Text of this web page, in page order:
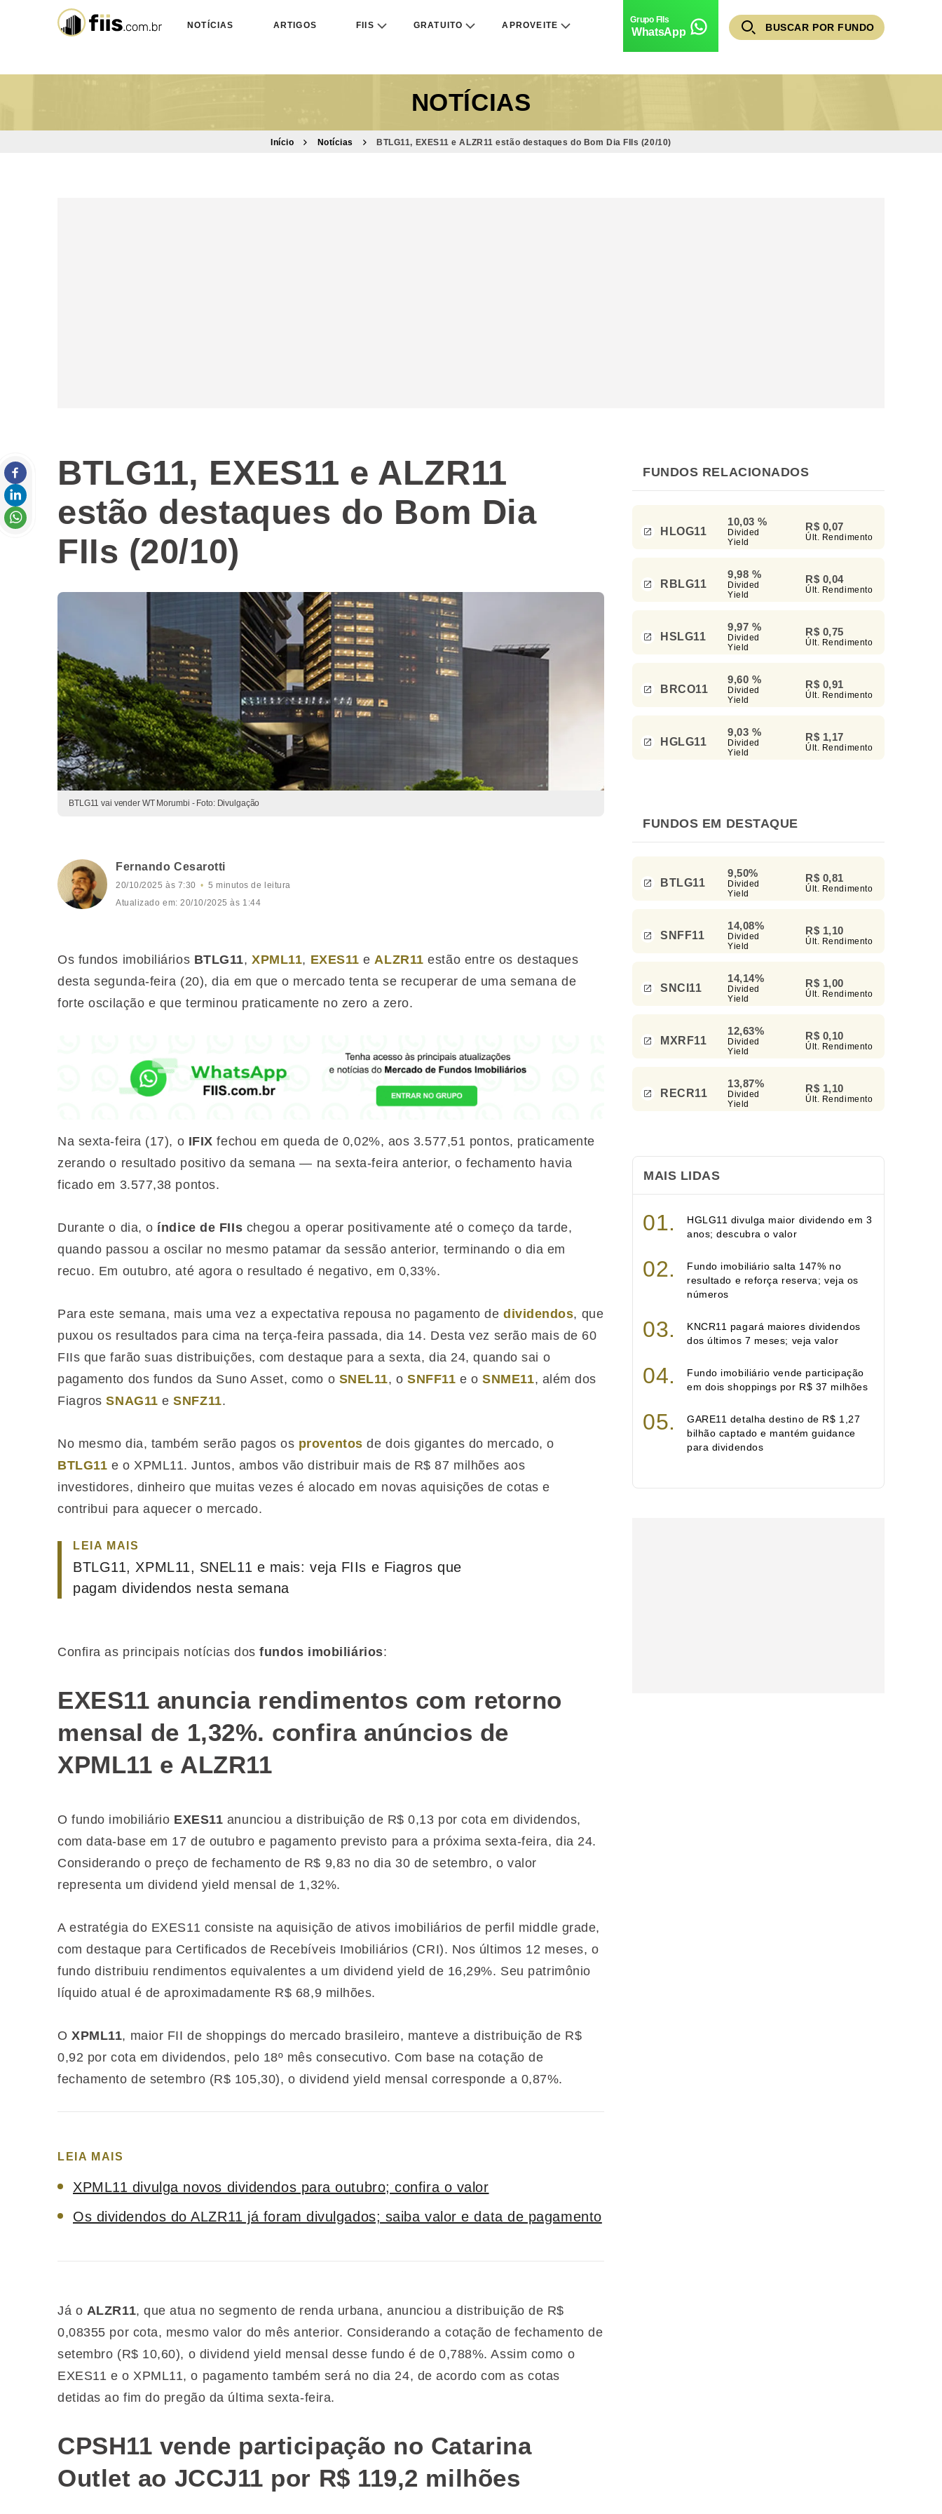
NOTÍCIAS ARTIGOS FIIS GRATUITO APROVEITE
WhatsApp BUSCAR POR FUNDO
NOTÍCIAS
Início Notícias BTLG11, EXES11 e ALZR11 estão destaques do Bom Dia FIIs (20/10)
BTLG11, EXES11 e ALZR11
estão destaques do Bom Dia
FIIs (20/10)
BTLG11 vai vender WT Morumbi - Foto: Divulgação
Fernando Cesarotti
20/10/2025 às 7:30
5 minutos de leitura
Atualizado em: 20/10/2025 às 1:44
Os fundos imobiliários BTLG11,XPML11, EXES11 eALZR11 estão entre os destaques
desta segunda-feira (20), dia em que o mercado tenta se recuperar de uma semana de
forte oscilação e que terminou praticamente no zero a zero.
Na sexta-feira (17), o IFIXfechou em queda de 0,02%, aos 3.577,51 pontos, praticamente
zerando o resultado positivo da semana — na sexta-feira anterior, o fechamento havia
ficado em 3.577,38 pontos.
Durante o dia, o índice de FIIs chegou a operar positivamente até o começo da tarde,
quando passou a oscilar no mesmo patamar da sessão anterior, terminando o dia em
recuo. Em outubro, até agora o resultado é negativo, em 0,33%.
Para este semana, mais uma vez a expectativa repousa no pagamento de dividendos, que
puxou os resultados para cima na terça-feira passada, dia 14. Desta vez serão mais de 60
FIIs que farão suas distribuições, com destaque para a sexta, dia 24, quando sai o
pagamento dos fundos da Suno Asset, como o SNEL11, oSNFF11 e oSNME11, além dos
FiagrosSNAG11 eSNFZ11.
No mesmo dia, também serão pagos os proventos de dois gigantes do mercado, o
BTLG11 e o XPML11. Juntos, ambos vão distribuir mais de R$ 87 milhões aos
investidores, dinheiro que muitas vezes é alocado em novas aquisições de cotas e
contribui para aquecer o mercado.
LEIA MAIS
BTLG11, XPML11, SNEL11 e mais: veja FIIs e Fiagros que
pagam dividendos nesta semana
Confira as principais notícias dosfundos imobiliários:
EXES11 anuncia rendimentos com retorno
mensal de 1,32%. confira anúncios de
XPML11 e ALZR11
O fundo imobiliário EXES11 anunciou a distribuição de R$ 0,13 por cota em dividendos,
com data-base em 17 de outubro e pagamento previsto para a próxima sexta-feira, dia 24.
Considerando o preço de fechamento de R$ 9,83 no dia 30 de setembro, o valor
representa um dividend yield mensal de 1,32%.
A estratégia do EXES11 consiste na aquisição de ativos imobiliários de perfil middle grade,
com destaque para Certificados de Recebíveis Imobiliários (CRI). Nos últimos 12 meses, o
fundo distribuiu rendimentos equivalentes a um dividend yield de 16,29%. Seu patrimônio
líquido atual é de aproximadamente R$ 68,9 milhões.
OXPML11, maior FII de shoppings do mercado brasileiro, manteve a distribuição de R$
0,92 por cota em dividendos, pelo 18º mês consecutivo. Com base na cotação de
fechamento de setembro (R$ 105,30), o dividend yield mensal corresponde a 0,87%.
LEIA MAIS
XPML11 divulga novos dividendos para outubro; confira o valor
Os dividendos do ALZR11 já foram divulgados; saiba valor e data de pagamento
Já o ALZR11, que atua no segmento de renda urbana, anunciou a distribuição de R$
0,08355 por cota, mesmo valor do mês anterior. Considerando a cotação de fechamento de
setembro (R$ 10,60), o dividend yield mensal desse fundo é de 0,788%. Assim como o
EXES11 e o XPML11, o pagamento também será no dia 24, de acordo com as cotas
detidas ao fim do pregão da última sexta-feira.
CPSH11 vende participação no Catarina
Outlet ao JCCJ11 por R$ 119,2 milhões
FUNDOS RELACIONADOS
HLOG11
10,03 %
Divided
Yield
R$ 0,07
Últ. Rendimento
RBLG11
9,98 %
Divided
Yield
R$ 0,04
Últ. Rendimento
HSLG11
9,97 %
Divided
Yield
R$ 0,75
Últ. Rendimento
BRCO11
9,60 %
Divided
Yield
R$ 0,91
Últ. Rendimento
HGLG11
9,03 %
Divided
Yield
R$ 1,17
Últ. Rendimento
FUNDOS EM DESTAQUE
BTLG11
9,50%
Divided
Yield
R$ 0,81
Últ. Rendimento
SNFF11
14,08%
Divided
Yield
R$ 1,10
Últ. Rendimento
SNCI11
14,14%
Divided
Yield
R$ 1,00
Últ. Rendimento
MXRF11
12,63%
Divided
Yield
R$ 0,10
Últ. Rendimento
RECR11
13,87%
Divided
Yield
R$ 1,10
Últ. Rendimento
MAIS LIDAS
HGLG11 divulga maior dividendo em 3
anos; descubra o valor
Fundo imobiliário salta 147% no
resultado e reforça reserva; veja os
números
KNCR11 pagará maiores dividendos
dos últimos 7 meses; veja valor
Fundo imobiliário vende participação
em dois shoppings por R$ 37 milhões
GARE11 detalha destino de R$ 1,27
bilhão captado e mantém guidance
para dividendos